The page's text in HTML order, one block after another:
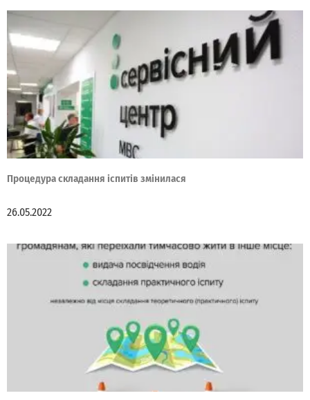
Процедура складання іспитів змінилася
26.05.2022